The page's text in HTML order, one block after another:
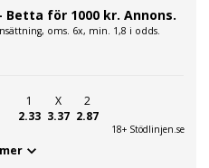
Betta för 1000 kr. Annons.
oms. 6x, min. 1,8 i odds.
1
2.33
X
3.37
2
2.87
18+ Stödlinjen.se